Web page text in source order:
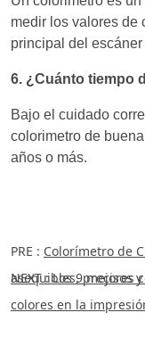
medir los valores de
principal del
6. ¿Cuánto tiempo
Bajo el cuidado
colorimetro de
años o más.
PRE : Colorímetro de
asequibles, precisos y
NEXT :Los 9 mejores
colores en la